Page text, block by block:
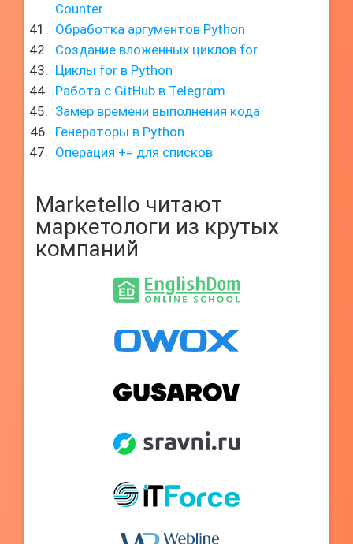
Counter
Обработка аргументов Python
Создание вложенных циклов for
Циклы for в Python
Работа с GitHub в Telegram
Замер времени выполнения кода
Генераторы в Python
Операция += для списков
Marketello читают
маркетологи из крутых
компаний